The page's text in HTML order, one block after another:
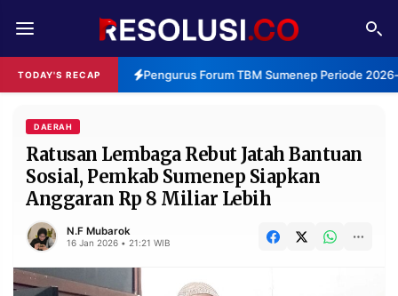
TODAY'S RECAP Pengurus Forum TBM Sumenep Periode
REDAKSI TENTANG
RESOLUSI IKLAN
RUBRIKASI
EDITORIAL AKSARA
FINANSIA PERSONA
DAERAH NASIONAL
DAERAH
Ratusan Lembaga Rebut Jatah Bantuan
Sosial, Pemkab Sumenep Siapkan
Anggaran Rp 8 Miliar Lebih
N.F Mubarok
16 Jan 2026 • 21:21 WIB